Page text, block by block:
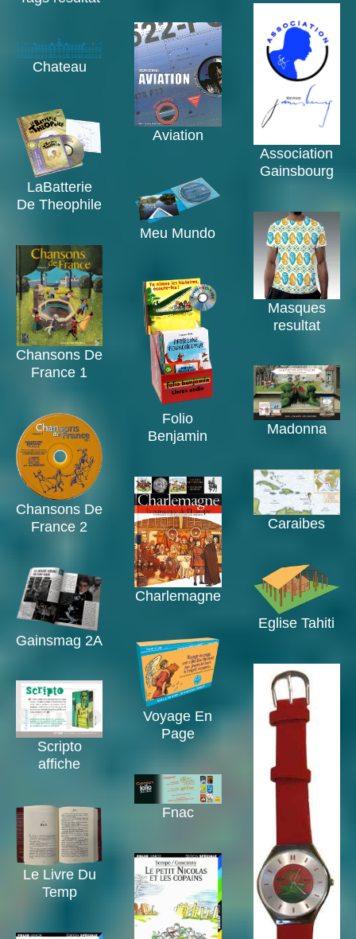
Association
Gainsbourg
Aviation
Chateau
LaBatterie
De Theophile
Meu Mundo
Masques
resultat
Chansons De
France 1
Folio
Benjamin
Madonna
Chansons De
France 2
Caraibes
Charlemagne
Eglise Tahiti
Gainsmag 2A
Voyage En
Page
Scripto
affiche
Fnac
Le Livre Du
Temp